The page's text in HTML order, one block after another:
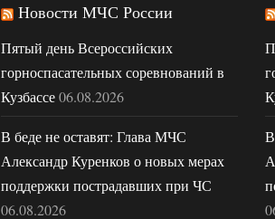
Новости МЧС России
Пятый день Всероссийских
горноспасательных соревнований в
Кузбассе 06.08.2026
В беде не оставят: Глава МЧС
Александр Куренков о новых мерах
поддержки пострадавших при ЧС
06.08.2026